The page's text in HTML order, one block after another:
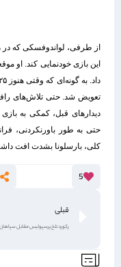
از طرفی، لواندوفسکی که در
این بازی خودنمایی کند. او
تعویض شد. حتی تلاش‌های
دیدارهای قبل، کمکی به بازی
حتی به طور باورنکردنی،
کلی، بارسلونا بشدت افت
5
قبلی